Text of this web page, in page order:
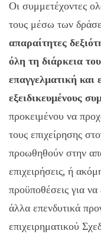
Οι συμμετέχοντες
τους μέσω των
απαραίτητες
όλη τη διάρκεια
επαγγελματική και
εξειδικευμένους
προκειμένου να
τους επιχείρησης
προωθηθούν στην
επιχειρήσεις, ή
προϋποθέσεις για
άλλα επενδυτικά
επιχειρηματικού